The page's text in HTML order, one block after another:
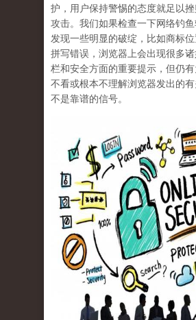
护，用户保持警惕的态度就足以
攻击。我们如果检查一下网络钓
发现一些明显的破绽，比如商标
拼写错误，浏览器上会出现很多
栏和安全方面的重要提示，但仍
不看或根本不理解浏览器发出的
不是靠谱的信号。